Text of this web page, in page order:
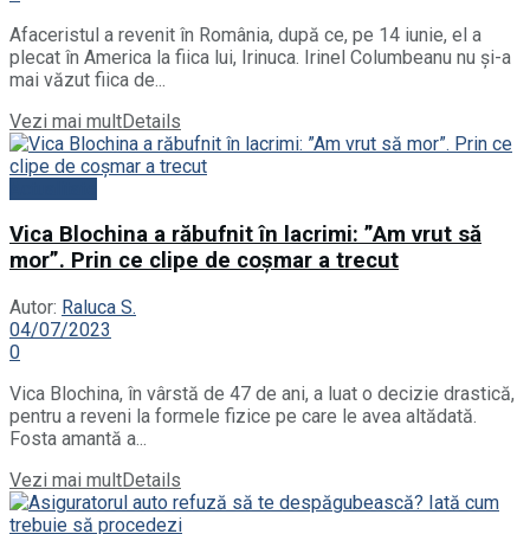
Afaceristul a revenit în România, după ce, pe 14 iunie, el a
plecat în America la fiica lui, Irinuca. Irinel Columbeanu nu și-a
mai văzut fiica de...
Vezi mai multDetails
Vica Blochina a răbufnit în lacrimi: ”Am vrut să
mor”. Prin ce clipe de coșmar a trecut
Autor: Raluca S.
04/07/2023
0
Vica Blochina, în vârstă de 47 de ani, a luat o decizie drastică,
pentru a reveni la formele fizice pe care le avea altădată.
Fosta amantă a...
Vezi mai multDetails